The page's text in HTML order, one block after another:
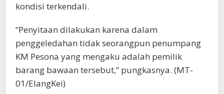
kondisi terkendali.
“Penyitaan dilakukan karena dalam
penggeledahan tidak seorangpun penumpang
KM Pesona yang mengaku adalah pemilik
barang bawaan tersebut,” pungkasnya. (MT-
01/ElangKei)